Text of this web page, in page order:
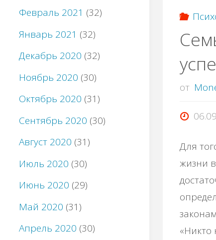
от
Для
жизни
Февраль 2021 (32)
Январь 2021 (32)
Декабрь 2020 (32)
Ноябрь 2020 (30)
Октябрь 2020 (31)
Сентябрь 2020 (30)
Август 2020 (31)
Июль 2020 (30)
Июнь 2020 (29)
Май 2020 (31)
Апрель 2020 (30)